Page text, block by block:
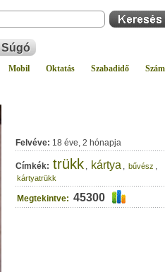
Súgó
Mobil Oktatás Szabadidő
Felvéve: 18 éve, 2 hónapja
Címkék: trükk , kártya , bűvész ,
kártyatrükk
Megtekintve: 45300